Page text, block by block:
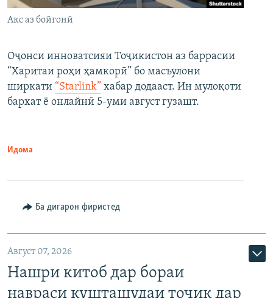
Акс аз бойгонӣ
Оҷонси инноватсияи Тоҷикистон аз баррасии
“Харитаи роҳи ҳамкорӣ” бо масъулони
ширкати “Starlink” хабар додааст. Ин мулоқоти
бархат ё онлайнӣ 5-уми август гузашт.
Идома
Ба дигарон фиристед
Август 07, 2026
Нашри китоб дар бораи
навраси кушташудаи тоҷик дар